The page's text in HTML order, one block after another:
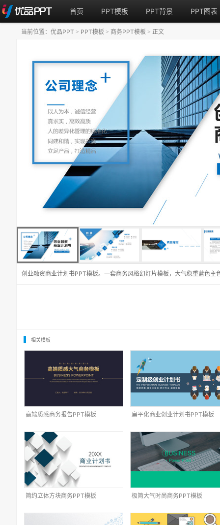
首页 PPT模板 PPT背景 PPT图表
创业融资商业计划书PPT模板。一套商务风格幻灯片模板，大气稳重蓝色主
当前位置： 优品PPT > PPT模板 > 商务PPT模板 > 正文
相关模板
高端质感商务报告PPT模板 扁平化商业创业计划书PPT模板
简约立体方块商务PPT模板 极简大气时尚商务PPT模板